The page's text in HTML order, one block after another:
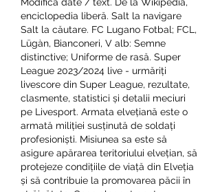
Modifică date / text. De la Wikipedia,
enciclopedia liberă. Salt la navigare
Salt la căutare. FC Lugano Fotbal; FCL,
Lügàn, Bianconeri, V alb: Semne
distinctive; Uniforme de rasă. Super
League 2023/2024 live - urmăriți
livescore din Super League, rezultate,
clasmente, statistici și detalii meciuri
pe Livesport. Armata elvețiană este o
armată miliției susținută de soldați
profesioniști. Misiunea sa este să
asigure apărarea teritoriului elvețian, să
protejeze condițiile de viață din Elveția
și să contribuie la promovarea păcii în